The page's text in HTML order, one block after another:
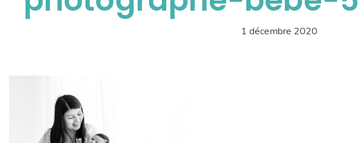
1 décembre 2020